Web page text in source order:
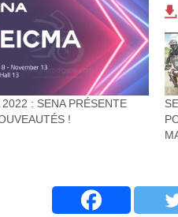
2022 : SENA PRÉSENTE
!